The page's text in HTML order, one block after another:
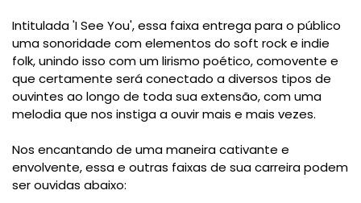
Intitulada 'I See You', essa faixa entrega para o público
uma sonoridade com elementos do soft rock e indie
folk, unindo isso com um lirismo poético, comovente e
que certamente será conectado a diversos tipos de
ouvintes ao longo de toda sua extensão, com uma
melodia que nos instiga a ouvir mais e mais vezes.
Nos encantando de uma maneira cativante e
envolvente, essa e outras faixas de sua carreira podem
ser ouvidas abaixo: